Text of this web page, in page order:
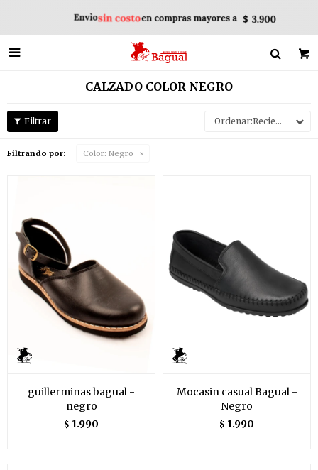

CALZADO COLOR NEGRO
Recientes
Filtrando por: Color: Negro
guillerminas bagual -
negro
$ 1.990
Mocasin casual Bagual -
Negro
$ 1.990